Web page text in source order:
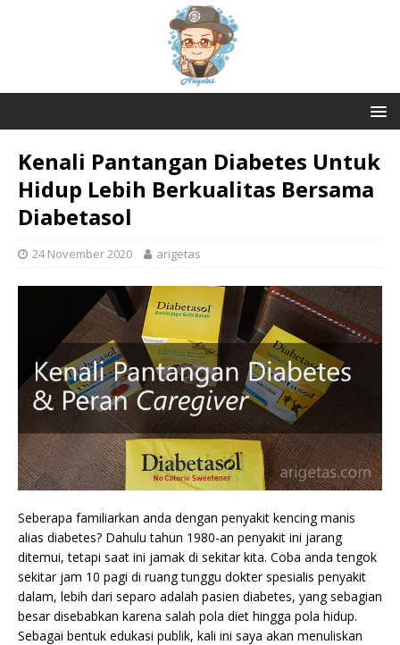
Kenali Pantangan Diabetes Untuk
Hidup Lebih Berkualitas Bersama
Diabetasol
24 November 2020 arigetas
Seberapa familiarkan anda dengan penyakit kencing manis
alias diabetes? Dahulu tahun 1980-an penyakit ini jarang
ditemui, tetapi saat ini jamak di sekitar kita. Coba anda tengok
sekitar jam 10 pagi di ruang tunggu dokter spesialis penyakit
dalam, lebih dari separo adalah pasien diabetes, yang sebagian
besar disebabkan karena salah pola diet hingga pola hidup.
Sebagai bentuk edukasi publik, kali ini saya akan menuliskan